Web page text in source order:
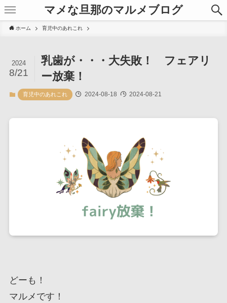
マメな旦那のマルメブログ
ホーム 育児中のあれこれ
乳歯が・・・大失敗！ フェアリ
ー放棄！
2024
8/21
育児中のあれこれ 2024-08-18 2024-08-21
どーも！
マルメです！